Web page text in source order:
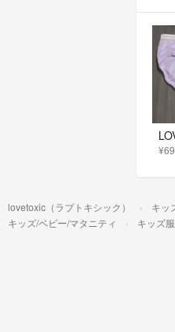
lovetoxic（ラブトキシック） キッ
キッズ/ベビー/マタニティ キッズ